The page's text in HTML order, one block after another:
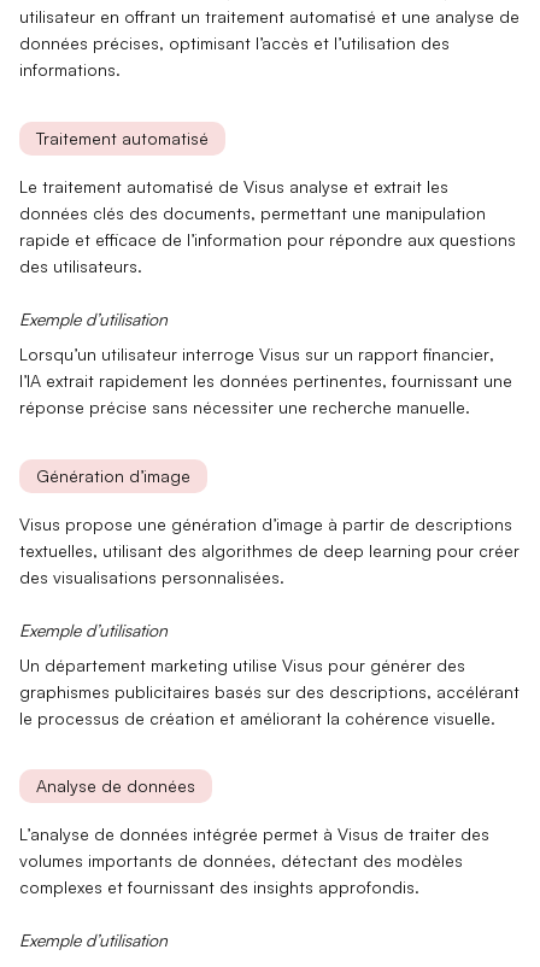
utilisateur en offrant untraitement automatisé et une analyse de
données précises, optimisant l’accès et l’utilisation des
informations.
Traitement automatisé
Letraitement automatisé de Visus analyse et extrait les
données clés des documents, permettant une manipulation
rapide et efficace de l’information pour répondre aux questions
des utilisateurs.
Exemple d’utilisation
Lorsqu’un utilisateur interroge Visus sur un rapport financier,
l’IA extrait rapidement les données pertinentes, fournissant une
réponse précise sans nécessiter une recherche manuelle.
Génération d’image
Visus propose une génération d’image à partir de descriptions
textuelles, utilisant des algorithmes de deep learning pour créer
des visualisations personnalisées.
Exemple d’utilisation
Un département marketing utilise Visus pour générer des
graphismes publicitaires basés sur des descriptions, accélérant
le processus de création et améliorant la cohérence visuelle.
Analyse de données
L’analyse de données intégrée permet à Visus de traiter des
volumes importants de données, détectant des modèles
complexes et fournissant des insights approfondis.
Exemple d’utilisation